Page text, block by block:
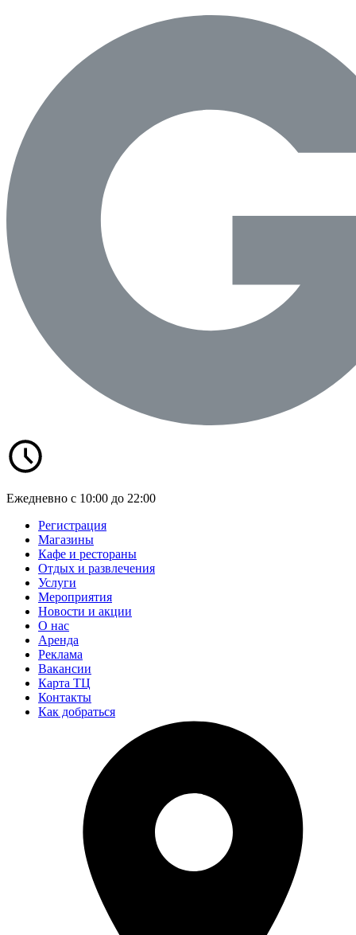
Ежедневно с 10:00 до 22:00
Регистрация
Магазины
Кафе и рестораны
Отдых и развлечения
Услуги
Мероприятия
Новости и акции
О нас
Аренда
Реклама
Вакансии
Карта ТЦ
Контакты
Как добраться